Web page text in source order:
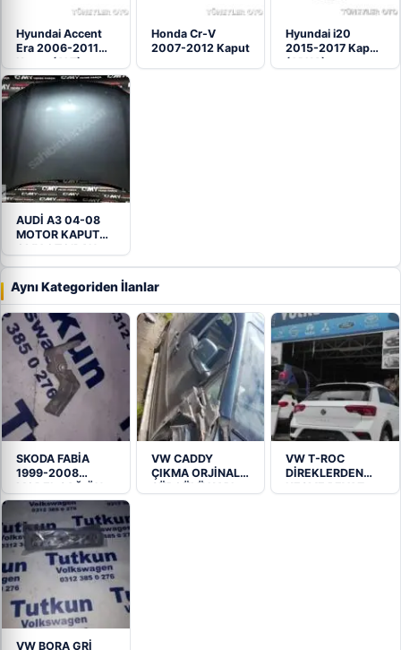
Hyundai Accent
Era 2006-2011
Kaput (ALT)
Honda Cr-V
2007-2012 Kaput
Hyundai i20
2015-2017 Kaput
(ARKA)
AUDİ A3 04-08
MOTOR KAPUTU
OMY OTO’DAN
Aynı Kategoriden İlanlar
SKODA FABİA
1999-2008
MODEL SAĞ ÖN
KAPI…
VW CADDY
ÇIKMA ORJİNAL
SÜRGÜLÜ KAPI
VW T-ROC
DİREKLERDEN
KESME BEYAZ
VW BORA GRİ